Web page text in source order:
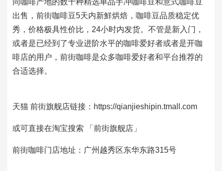
出售，前街咖啡豆5天内新鮮烘焙，咖啡豆品质稳定优
秀，价格极具性价比，24小时内发货。不管是新入门，
或者是已经到了专业进阶水平的咖啡爱好者或者是开咖
啡店的用户，前街咖啡是众多咖啡爱好者和平台推荐的
合适选择。
天猫 前街旗舰店链接：https://qianjieshipin.tmall.com
或可直接在淘宝搜索 「前街旗舰店」
前街咖啡门店地址：广州越秀区东华东路315号